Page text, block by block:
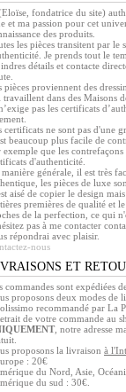
fondatrice du site)
et ma passion pour cet
des produits.
les pièces transitent par
Je prends tout le
détails et contacte
pièces proviennent des
travaillent dans des Maisons
pas les certificats
certificats ne sont pas d'une
beaucoup plus facile de
exemple que les
d'authenticité.
manière générale, il est très
les pièces de luxe
aisé de copier le design
premières de qualité et
de la perfection, ce qui
pas à me contacter
répondrai avec plaisir.
nous
ET
commandes sont expédiées
proposons deux modes de
recommandé par La
de votre commande au
, notre adresse
proposons la livraison à
: 20€
du Nord, Asie,
du sud : 30€.